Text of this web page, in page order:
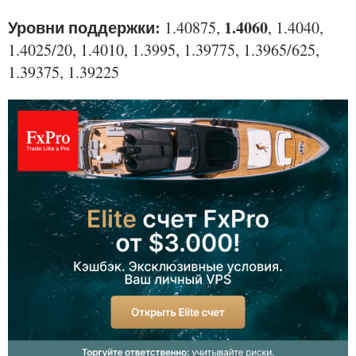
Уровни поддержки: 1.40875, 1.4060, 1.4040,
1.4025/20, 1.4010, 1.3995, 1.39775, 1.3965/625,
1.39375, 1.39225